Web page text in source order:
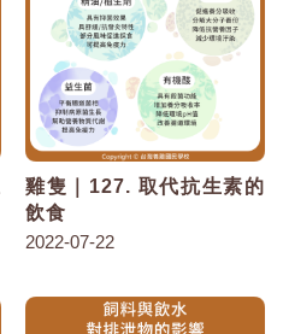
雞隻｜127. 取代抗生素的
飲食
2022-07-22